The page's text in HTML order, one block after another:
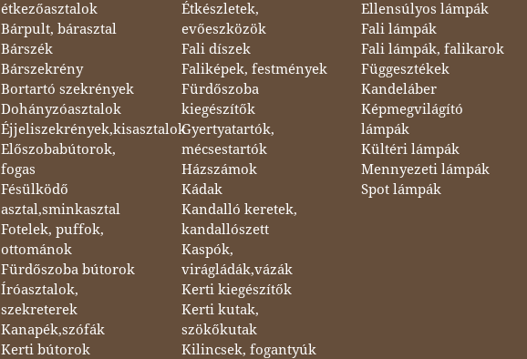
étkezőasztalok
Bárpult, bárasztal
Bárszék
Bárszekrény
Bortartó szekrények
Dohányzóasztalok
Éjjeliszekrények,kisasztalok
Előszobabútorok,
fogas
Fésülködő
asztal,sminkasztal
Fotelek, puffok,
ottománok
Fürdőszoba bútorok
Íróasztalok,
szekreterek
Kanapék,szófák
Kerti bútorok
Étkészletek,
evőeszközök
Fali díszek
Faliképek, festmények
Fürdőszoba
kiegészítők
Gyertyatartók,
mécsestartók
Házszámok
Kádak
Kandalló keretek,
kandallószett
Kaspók,
virágládák,vázák
Kerti kiegészítők
Kerti kutak,
szökőkutak
Kilincsek, fogantyúk
Ellensúlyos lámpák
Fali lámpák
Fali lámpák, falikarok
Függesztékek
Kandeláber
Képmegvilágító
lámpák
Kültéri lámpák
Mennyezeti lámpák
Spot lámpák